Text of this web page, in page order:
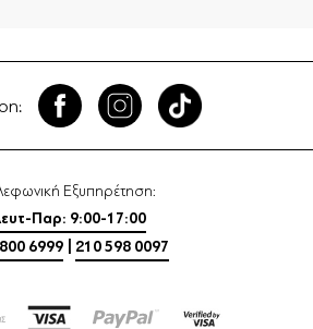
Εξυπηρέτηση:
Παρ: 9:00-17:00
6999
210 598 0097